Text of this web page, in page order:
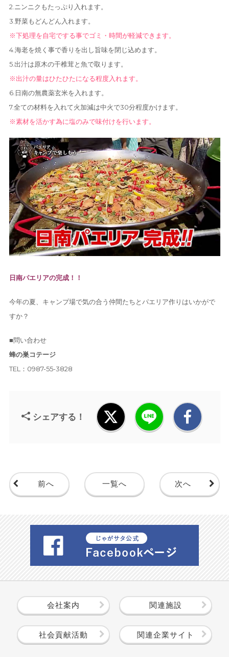
2.ニンニクもたっぷり入れます。
3.野菜もどんどん入れます。
※下処理を自宅でする事でゴミ・時間が軽減できます。
4.海老を焼く事で香りを出し旨味を閉じ込めます。
5.出汁は原木の干椎茸と魚で取ります。
※出汁の量はひたひたになる程度入れます。
6.日南の無農薬玄米を入れます。
7.全ての材料を入れて火加減は中火で30分程度かけます。
※素材を活かす為に塩のみで味付けを行います。
日南パエリアの完成！！
今年の夏、キャンプ場で気の合う仲間たちとパエリア作りはいかがで
すか？
■問い合わせ
蜂の巣コテージ
TEL：0987-55-3828
シェアする！
前へ 一覧へ 次へ
会社案内 関連施設
社会貢献活動 関連企業サイト